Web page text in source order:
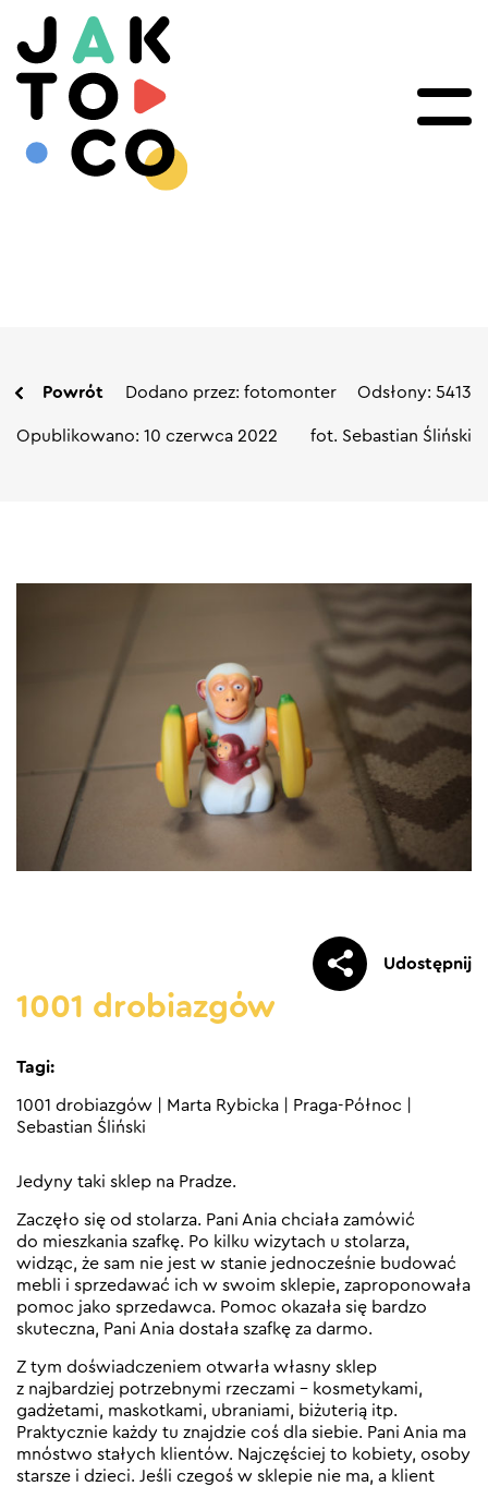
Powrót Dodano przez: fotomonter Odsłony: 5413
Opublikowano: 10 czerwca 2022 fot. Sebastian Śliński
Udostępnij
1001 drobiazgów
Tagi:
1001 drobiazgów Marta Rybicka Praga-Północ
Sebastian Śliński
Jedyny taki sklep na Pradze.
Zaczęło się od stolarza. Pani Ania chciała zamówić
do mieszkania szafkę. Po kilku wizytach u stolarza,
widząc, że sam nie jest w stanie jednocześnie budować
mebli i sprzedawać ich w swoim sklepie, zaproponowała
pomoc jako sprzedawca. Pomoc okazała się bardzo
skuteczna, Pani Ania dostała szafkę za darmo.
Z tym doświadczeniem otwarła własny sklep
z najbardziej potrzebnymi rzeczami – kosmetykami,
gadżetami, maskotkami, ubraniami, biżuterią itp.
Praktycznie każdy tu znajdzie coś dla siebie. Pani Ania ma
mnóstwo stałych klientów. Najczęściej to kobiety, osoby
starsze i dzieci. Jeśli czegoś w sklepie nie ma, a klient